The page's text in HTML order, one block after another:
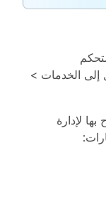
الخدمات >
لإدارة